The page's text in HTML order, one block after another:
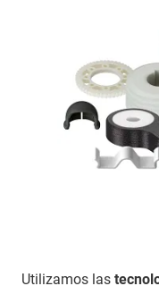
Utilizamos las